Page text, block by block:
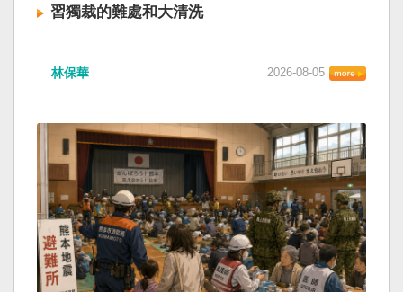
習獨裁的難處和大清洗
林保華 2026-08-05